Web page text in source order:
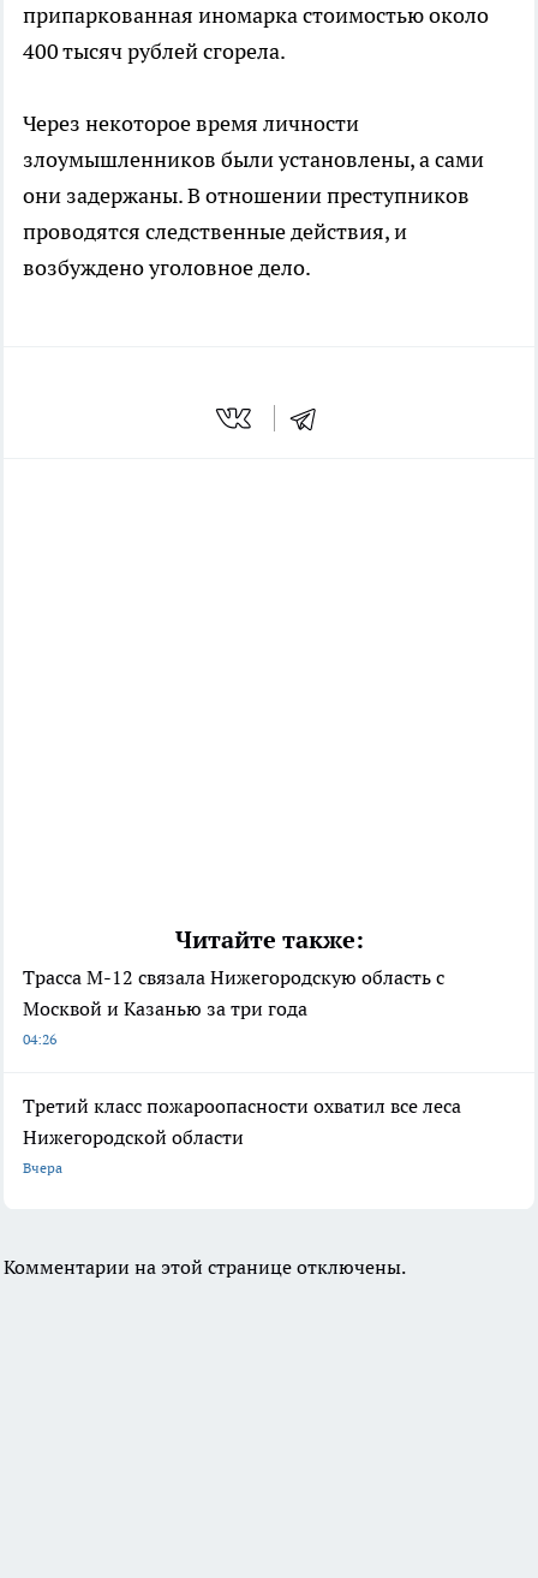
припаркованная иномарка стоимостью около
400 тысяч рублей сгорела.
Через некоторое время личности
злоумышленников были установлены, а сами
они задержаны. В отношении преступников
проводятся следственные действия, и
возбуждено уголовное дело.
Читайте также:
Трасса М-12 связала Нижегородскую область с
Москвой и Казанью за три года
04:26
Третий класс пожароопасности охватил все леса
Нижегородской области
Вчера
Комментарии на этой странице отключены.